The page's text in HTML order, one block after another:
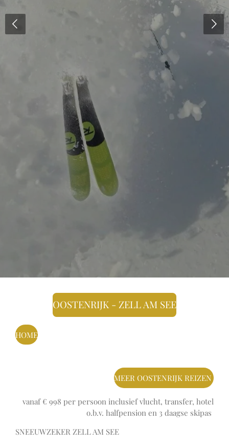
OOSTENRIJK - ZELL AM SEE
HOME
MEER OOSTENRIJK REIZEN
vanaf € 998 per persoon inclusief vlucht, transfer, hotel
o.b.v. halfpension en 3 daagse skipas
SNEEUWZEKER ZELL AM SEE